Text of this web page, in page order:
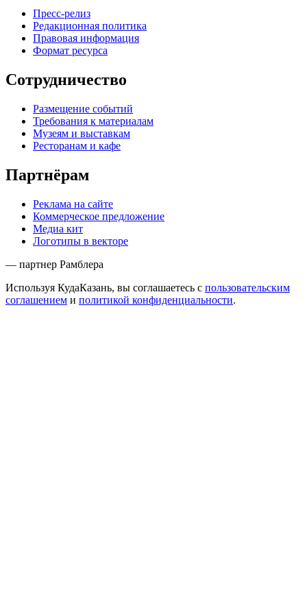
Пресс-релиз
Редакционная политика
Правовая информация
Формат ресурса
Сотрудничество
Размещение событий
Требования к материалам
Музеям и выставкам
Ресторанам и кафе
Партнёрам
Реклама на сайте
Коммерческое предложение
Медиа кит
Логотипы в векторе
— партнер Рамблера
Используя КудаКазань, вы соглашаетесь с пользовательским
соглашением и политикой конфиденциальности.